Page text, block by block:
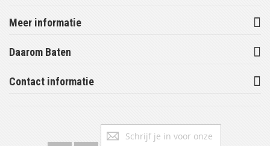
Meer informatie
Daarom Baten
Contact informatie
Abonneer